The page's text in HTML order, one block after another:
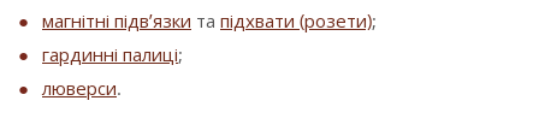
магнітні підв’язки та підхвати (розети);
гардинні палиці;
люверси.